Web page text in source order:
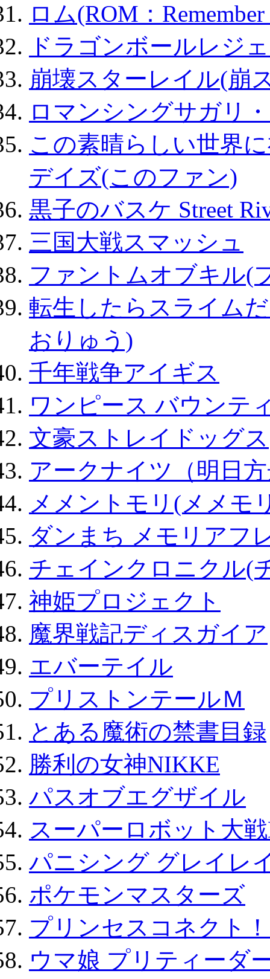
ロム(ROM：
ドラゴンボールレジ
崩壊スターレイル(崩
ロマンシングサガリ
この素晴らしい世界
デイズ(このファン)
黒子のバスケ Street
三国大戦スマッシュ
ファントムオブキル(
転生したらスライム
おりゅう)
千年戦争アイギス
ワンピース バウンテ
文豪ストレイドッグス
アークナイツ（明日
メメントモリ(メメモ
ダンまち メモリアフ
チェインクロニクル(
神姫プロジェクト
魔界戦記ディスガイア
エバーテイル
プリストンテールＭ
とある魔術の禁書目録
勝利の女神NIKKE
パスオブエグザイル
スーパーロボット大
パニシング グレイレ
ポケモンマスターズ
プリンセスコネクト
ウマ娘 プリティーダ